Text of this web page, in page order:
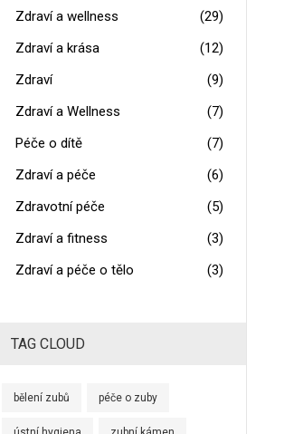
Zdraví a wellness
(29)
Zdraví a krása
(12)
Zdraví
(9)
Zdraví a Wellness
(7)
Péče o dítě
(7)
Zdraví a péče
(6)
Zdravotní péče
(5)
Zdraví a fitness
(3)
Zdraví a péče o tělo
(3)
TAG CLOUD
bělení zubů péče o zuby